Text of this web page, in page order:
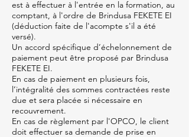
est à effectuer à l'entrée en la formation, au
comptant, à l'ordre de Brindusa FEKETE EI
(déduction faite de l'acompte s'il a été
versé).
Un accord spécifique d’échelonnement de
paiement peut être proposé par Brindusa
FEKETE EI.
En cas de paiement en plusieurs fois,
l’intégralité des sommes contractées reste
due et sera placée si nécessaire en
recouvrement.
En cas de règlement par l'OPCO, le client
doit effectuer sa demande de prise en